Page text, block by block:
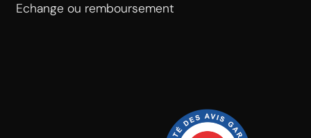
Echange ou remboursement